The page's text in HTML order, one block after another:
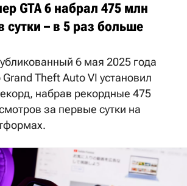
GTA 6 набрал 475 млн
сутки – в 5 раз больше
6 мая 2025 года
Theft Auto VI установил
набрав рекордные 475
за первые сутки на